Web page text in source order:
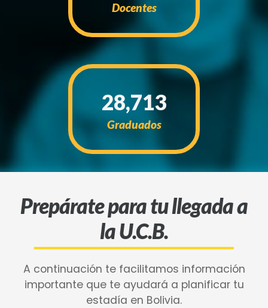
Docentes
28,713
Graduados
Prepárate para tu llegada a
la U.C.B.
A continuación te facilitamos información
importante que te ayudará a planificar tu
estadía en Bolivia.